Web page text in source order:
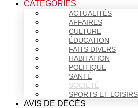
CATÉGORIES
ACTUALITÉS
AFFAIRES
CULTURE
ÉDUCATION
FAITS DIVERS
HABITATION
POLITIQUE
SANTÉ
SOCIÉTÉ
SPORTS ET LOISIRS
AVIS DE DÉCÈS